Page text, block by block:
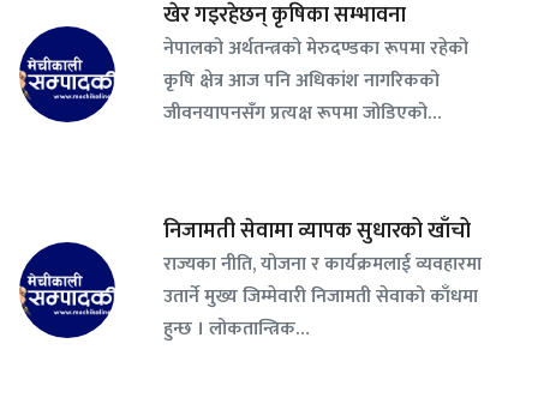
खेर गइरहेछन् कृषिका सम्भावना
नेपालको अर्थतन्त्रको मेरुदण्डका रूपमा रहेको
कृषि क्षेत्र आज पनि अधिकांश नागरिकको
जीवनयापनसँग प्रत्यक्ष रूपमा जोडिएको…
निजामती सेवामा व्यापक सुधारको खाँचो
राज्यका नीति, योजना र कार्यक्रमलाई व्यवहारमा
उतार्ने मुख्य जिम्मेवारी निजामती सेवाको काँधमा
हुन्छ । लोकतान्त्रिक…